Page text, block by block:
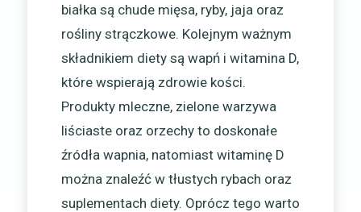
białka są chude mięsa, ryby, jaja oraz
rośliny strączkowe. Kolejnym ważnym
składnikiem diety są wapń i witamina D,
które wspierają zdrowie kości.
Produkty mleczne, zielone warzywa
liściaste oraz orzechy to doskonałe
źródła wapnia, natomiast witaminę D
można znaleźć w tłustych rybach oraz
suplementach diety. Oprócz tego warto